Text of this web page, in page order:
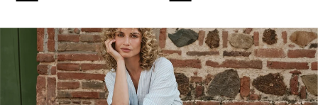
¡Experimenta esa frescura natural ya!